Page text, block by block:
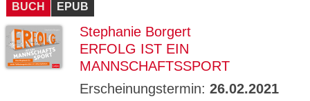
BUCH EPUB
Stephanie Borgert
ERFOLG IST EIN
MANNSCHAFTSSPORT
Erscheinungstermin: 26.02.2021